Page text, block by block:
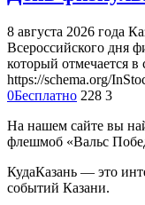
8 августа 2026 года
Всероссийского дня
который отмечается
https://schema.org/
0Бесплатно 228 3
На нашем сайте вы
флешмоб «Вальс
КудаКазань — это
событий Казани.